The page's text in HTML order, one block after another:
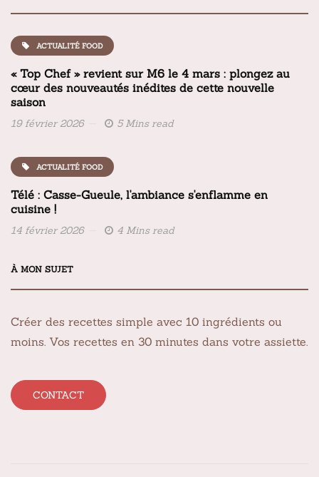
ACTUALITÉ FOOD
« Top Chef » revient sur M6 le 4 mars : plongez au
cœur des nouveautés inédites de cette nouvelle
saison
19 février 2026 5 Mins read
ACTUALITÉ FOOD
Télé : Casse-Gueule, l'ambiance s'enflamme en
cuisine !
14 février 2026 4 Mins read
À MON SUJET
Créer des recettes simple avec 10 ingrédients ou
moins. Vos recettes en 30 minutes dans votre assiette.
CONTACT